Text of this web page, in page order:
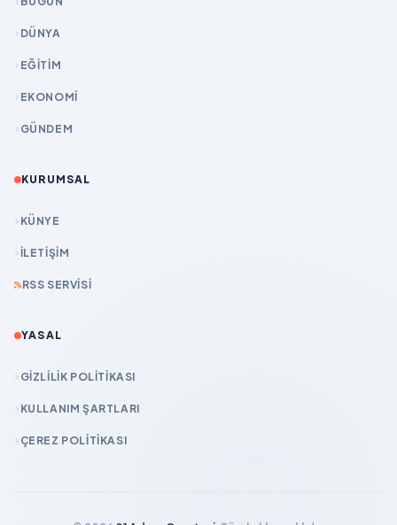
DÜNYA
EĞİTİM
EKONOMİ
GÜNDEM
KURUMSAL
KÜNYE
İLETIŞIM
RSS SERVISI
YASAL
GIZLILIK POLITIKASI
KULLANIM ŞARTLARI
ÇEREZ POLITIKASI